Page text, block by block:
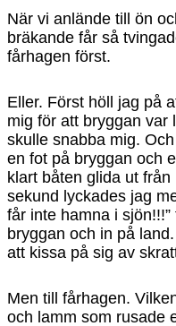
När vi anlände till ön
bräkande får så
fårhagen först.
Eller. Först höll jag på
mig för att bryggan var
skulle snabba mig.
en fot på bryggan och
klart båten glida ut
sekund lyckades jag
får inte hamna i
bryggan och in på
att kissa på sig av
Men till fårhagen.
och lamm som rusade